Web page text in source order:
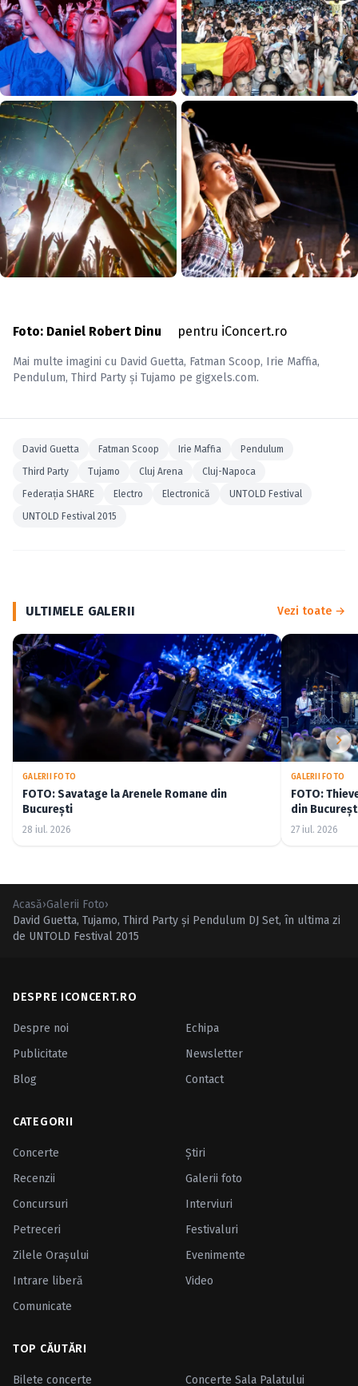
Foto: Daniel Robert Dinu pentru iConcert.ro
Mai multe imagini cu David Guetta, Fatman Scoop, Irie Maffia,
Pendulum, Third Party și Tujamo pe gigxels.com.
David Guetta Fatman Scoop Irie Maffia
Pendulum
Third Party
Tujamo Cluj Arena
Cluj-Napoca
Federaţia SHARE
Electro Electronică
UNTOLD Festival
UNTOLD Festival 2015
ULTIMELE GALERII Vezi toate →
GALERII FOTO
FOTO: Savatage la Arenele Romane din
București
28 iul. 2026
GALERII FOTO
FOTO:
din
27 iul. 2026
Acasă›Galerii Foto›
David Guetta, Tujamo, Third Party şi Pendulum DJ Set, în ultima zi
de UNTOLD Festival 2015
DESPRE ICONCERT.RO
Despre noi
Echipa
Publicitate
Newsletter
Blog
Contact
CATEGORII
Concerte
Ştiri
Recenzii
Galerii foto
Concursuri
Interviuri
Petreceri
Festivaluri
Zilele Oraşului
Evenimente
Intrare liberă
Video
Comunicate
TOP CĂUTĂRI
Bilete concerte Concerte Sala Palatului